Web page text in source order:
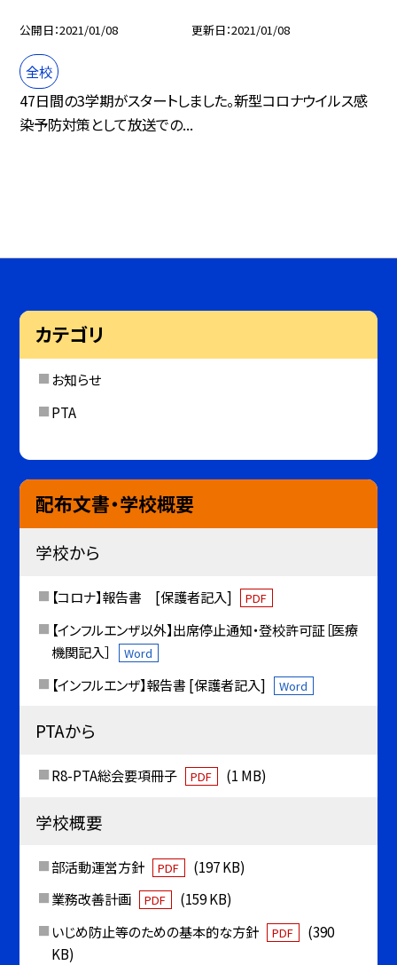
公開日 2021/01/08 更新日 2021/01/08
全校
47日間の3学期がスタートしました。新型コロナウイルス感
染予防対策として放送での...
カテゴリ
お知らせ
PTA
配布文書・学校概要
学校から
【コロナ】報告書 [保護者記入] PDF
【インフルエンザ以外】出席停止通知・登校許可証［医療
機関記入］
Word
【インフルエンザ】報告書 [保護者記入] Word
PTAから
R8-PTA総会要項冊子 PDF (1 MB)
学校概要
部活動運営方針 PDF
(197 KB)
業務改善計画
PDF
(159 KB)
いじめ防止等のための基本的な方針
PDF
(390
KB)